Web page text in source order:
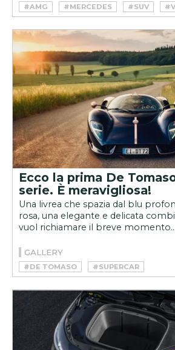
#AMG #MERCEDES #SUV
Ecco la prima De
serie. È meravigliosa!
Una livrea che spazia dal blu
rosa, una elegante e delicata
vuol richiamare il breve momento...
GALLERY
#DE TOMASO #SUPERCAR